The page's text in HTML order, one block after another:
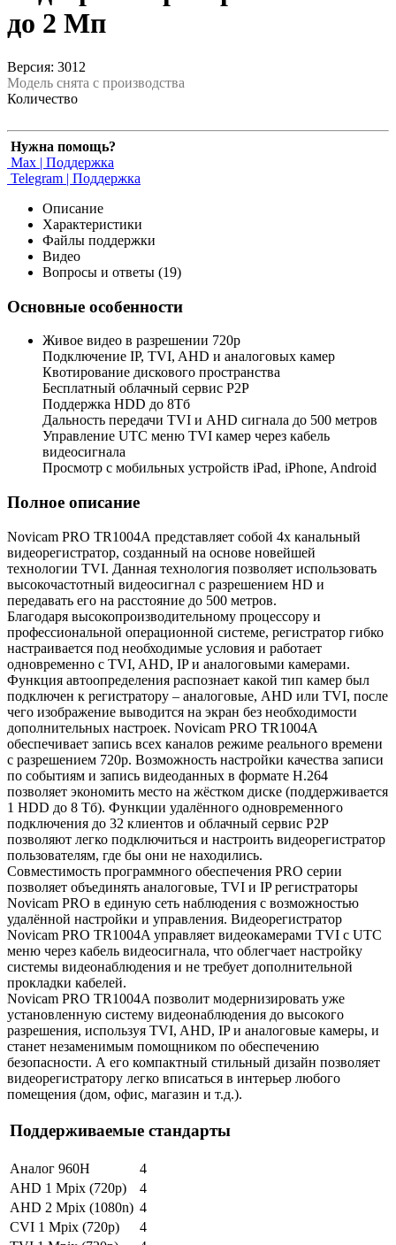
до 2 Мп
Версия: 3012
Модель снята с производства
Количество
Нужна помощь?
Max | Поддержка
Telegram | Поддержка
Описание
Характеристики
Файлы поддержки
Видео
Вопросы и ответы (19)
Основные особенности
Живое видео в разрешении 720р
Подключение IP, TVI, AHD и аналоговых камер
Квотирование дискового пространства
Бесплатный облачный сервис Р2Р
Поддержка HDD до 8Тб
Дальность передачи TVI и AHD сигнала до 500 метров
Управление UTC меню TVI камер через кабель
видеосигнала
Просмотр с мобильных устройств iPad, iPhone, Android
Полное описание
Novicam PRO TR1004А представляет собой 4х канальный
видеорегистратор, созданный на основе новейшей
технологии TVI. Данная технология позволяет использовать
высокочастотный видеосигнал с разрешением HD и
передавать его на расстояние до 500 метров.
Благодаря высокопроизводительному процессору и
профессиональной операционной системе, регистратор гибко
настраивается под необходимые условия и работает
одновременно с TVI, AHD, IP и аналоговыми камерами.
Функция автоопределения распознает какой тип камер был
подключен к регистратору – аналоговые, AHD или TVI, после
чего изображение выводится на экран без необходимости
дополнительных настроек. Novicam PRO TR1004A
обеспечивает запись всех каналов режиме реального времени
с разрешением 720р. Возможность настройки качества записи
по событиям и запись видеоданных в формате H.264
позволяет экономить место на жёстком диске (поддерживается
1 HDD до 8 Tб). Функции удалённого одновременного
подключения до 32 клиентов и облачный сервис P2P
позволяют легко подключиться и настроить видеорегистратор
пользователям, где бы они не находились.
Совместимость программного обеспечения PRO серии
позволяет объединять аналоговые, TVI и IP регистраторы
Novicam PRO в единую сеть наблюдения с возможностью
удалённой настройки и управления. Видеорегистратор
Novicam PRO TR1004A управляет видеокамерами TVI с UTC
меню через кабель видеосигнала, что облегчает настройку
системы видеонаблюдения и не требует дополнительной
прокладки кабелей.
Novicam PRO TR1004A позволит модернизировать уже
установленную систему видеонаблюдения до высокого
разрешения, используя TVI, AHD, IP и аналоговые камеры, и
станет незаменимым помощником по обеспечению
безопасности. А его компактный стильный дизайн позволяет
видеорегистратору легко вписаться в интерьер любого
помещения (дом, офис, магазин и т.д.).
Поддерживаемые стандарты
Аналог 960H
4
AHD 1 Mpix (720p)
4
AHD 2 Mpix (1080n) 4
CVI 1 Mpix (720p)
4